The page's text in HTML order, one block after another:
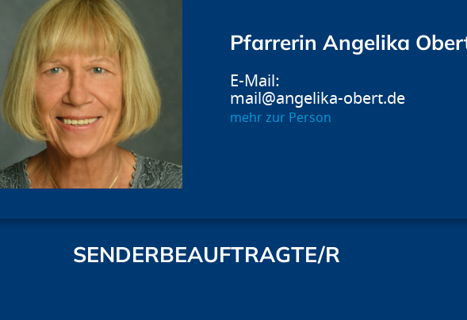
Pfarrerin Angelika
mail@angelika-obert.de
mehr zur Person
SENDERBEAUFTRAGTE/R